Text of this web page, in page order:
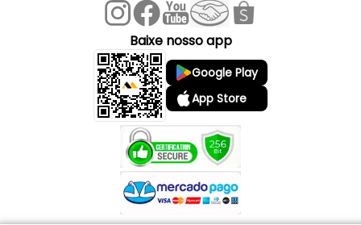
Baixe nosso app
Google Play
App Store